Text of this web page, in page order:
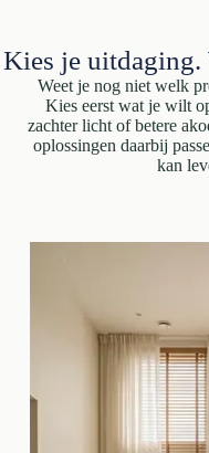
Kies je uitdaging.
Weet je nog niet welk
Kies eerst wat je wilt
zachter licht of betere
oplossingen daarbij
kan